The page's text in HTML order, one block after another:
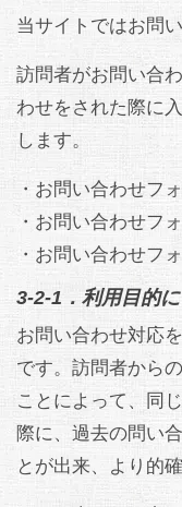
当サイトではお問
訪問者がお問い合
わせをされた際に
します。
・お問い合わせフ
・お問い合わせフ
・お問い合わせフ
3-2-1．利用目的
お問い合わせ対応
です。訪問者から
ことによって、同
際に、過去の問い
とが出来、より的